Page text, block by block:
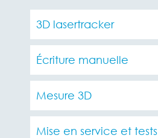
3D lasertracker
Écriture manuelle
Mesure 3D
Mise en service et tests